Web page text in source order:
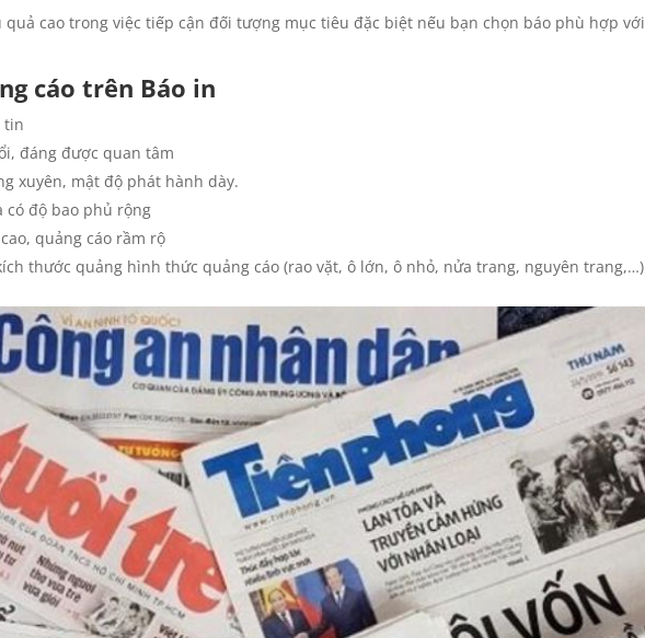
quả cao trong việc tiếp cận đối tượng mục tiêu đặc biệt nếu bạn chọn báo phù hợp với
cáo trên Báo in
tin
đáng được quan tâm
xuyên, mật độ phát hành dày.
có độ bao phủ rộng
quảng cáo rầm rộ
thước quảng hình thức quảng cáo (rao vặt, ô lớn, ô nhỏ, nửa trang, nguyên trang,…)